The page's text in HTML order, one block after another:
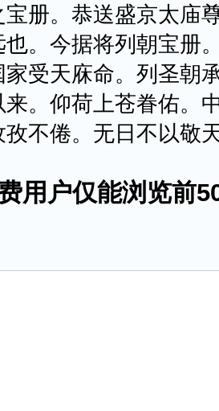
宝册。恭送盛京太庙
。今据将列朝宝册
家受天庥命。列圣朝
来。仰荷上苍眷佑。
孜不倦。无日不以敬
用户仅能浏览前